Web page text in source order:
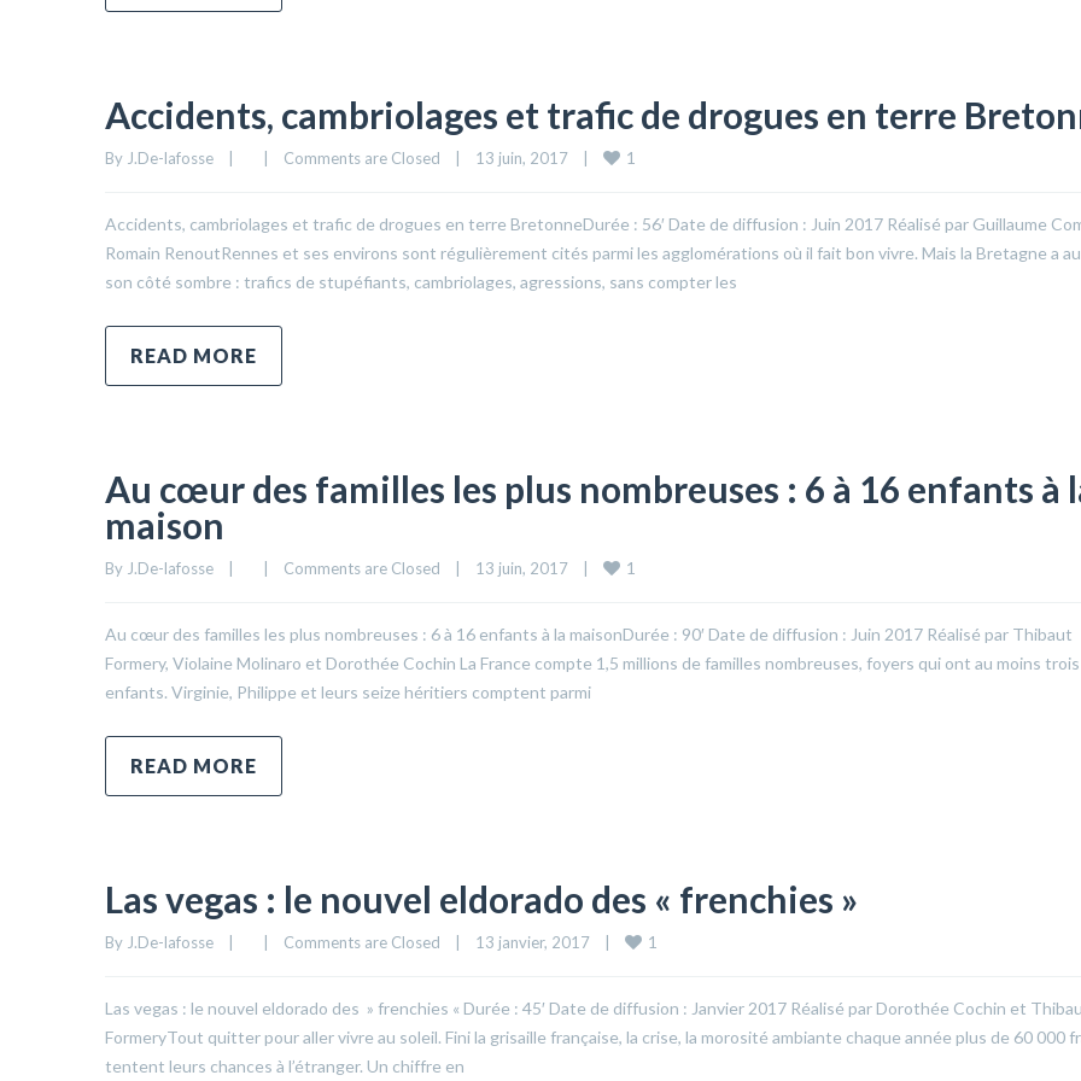
Accidents, cambriolages et trafic de drogues en terre
By J.De-lafosse Comments are Closed 13 juin, 2017 1
Accidents, cambriolages et trafic de drogues en terre BretonneDurée : 56′ Date de diffusion : Juin 2017 Réalisé par Guillaume
Romain RenoutRennes et ses environs sont régulièrement cités parmi les agglomérations où il fait bon vivre. Mais la Bretagne a
son côté sombre : trafics de stupéfiants, cambriolages, agressions, sans compter les
READ MORE
Au cœur des familles les plus nombreuses : 6 à 16 enfants à
maison
By J.De-lafosse Comments are Closed 13 juin, 2017 1
Au cœur des familles les plus nombreuses : 6 à 16 enfants à la maisonDurée : 90′ Date de diffusion : Juin 2017 Réalisé par Thibaut
Formery, Violaine Molinaro et Dorothée Cochin La France compte 1,5 millions de familles nombreuses, foyers qui ont au moins trois
enfants. Virginie, Philippe et leurs seize héritiers comptent parmi
READ MORE
Las vegas : le nouvel eldorado des « frenchies »
By J.De-lafosse Comments are Closed 13 janvier, 2017 1
Las vegas : le nouvel eldorado des » frenchies « Durée : 45′ Date de diffusion : Janvier 2017 Réalisé par Dorothée Cochin et
FormeryTout quitter pour aller vivre au soleil. Fini la grisaille française, la crise, la morosité ambiante chaque année plus de 60 000
tentent leurs chances à l’étranger. Un chiffre en